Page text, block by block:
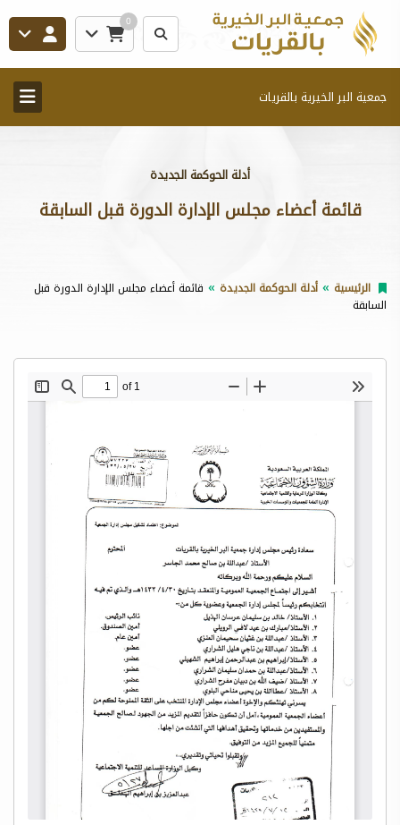
0
جمعية البر الخيرية بالقريات
أدلة الحوكمة الجديدة
قائمة أعضاء مجلس الإدارة الدورة قبل السابقة
الرئيسية أدلة الحوكمة الجديدة
قائمة أعضاء مجلس الإدارة الدورة قبل
السابقة